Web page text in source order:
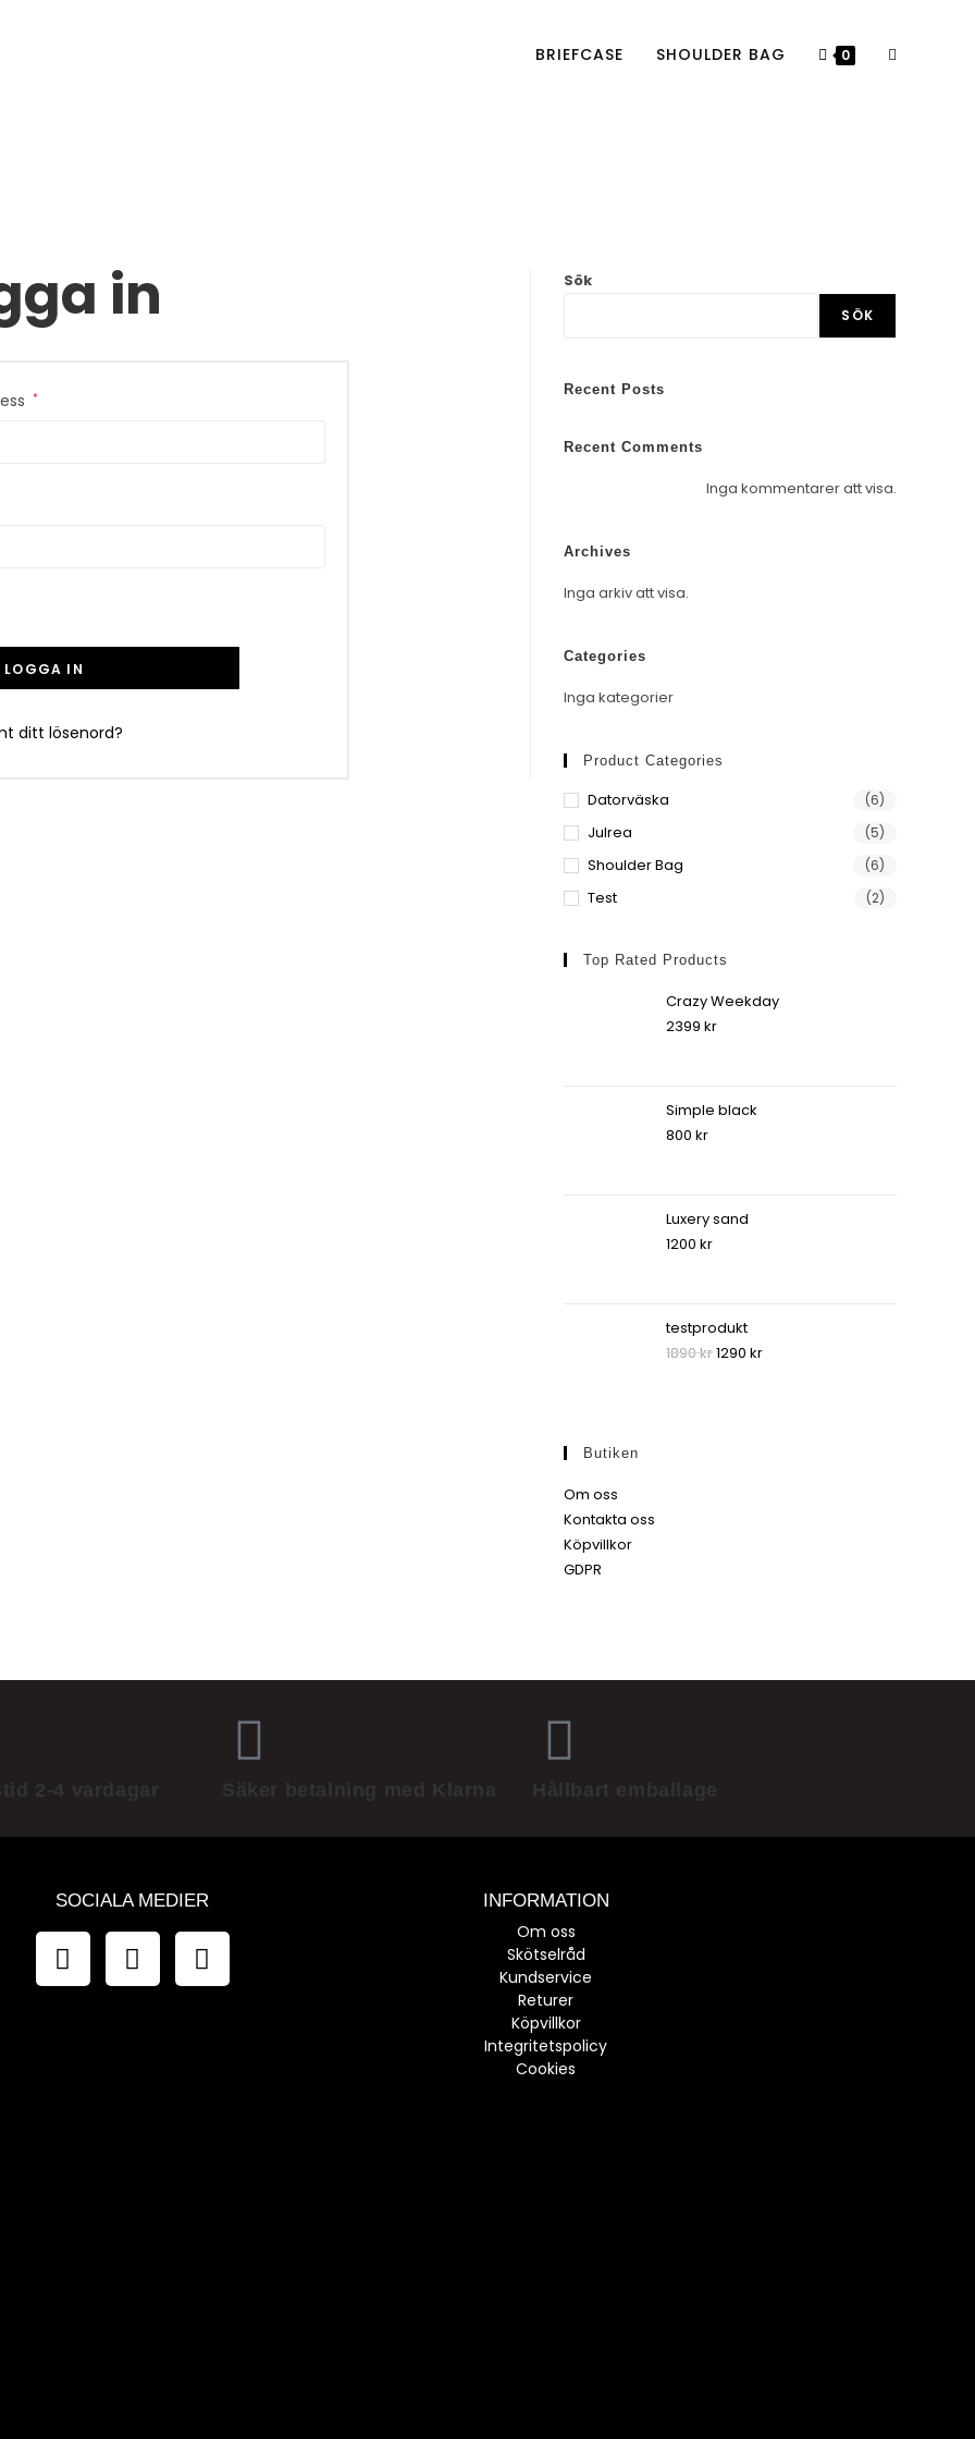
BRIEFCASE SHOULDER BAG 0
in
*
LOGGA IN
ditt lösenord?
Sök
SÖK
Recent Posts
Recent Comments
Inga kommentarer att visa.
Archives
Inga arkiv att visa.
Categories
Inga kategorier
Product Categories
Datorväska (6)
Julrea (5)
Shoulder Bag (6)
Test (2)
Top Rated Products
Crazy Weekday
2399 kr
Simple black
800 kr
Luxery sand
1200 kr
testprodukt
1890kr1290 kr
Butiken
Om oss
Kontakta oss
Köpvillkor
GDPR
SOCIALA MEDIER INFORMATION
Om oss
Skötselråd
Kundservice
Returer
Köpvillkor
Integritetspolicy
Cookies